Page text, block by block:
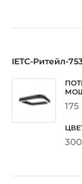
IETC-Ритейл-
175